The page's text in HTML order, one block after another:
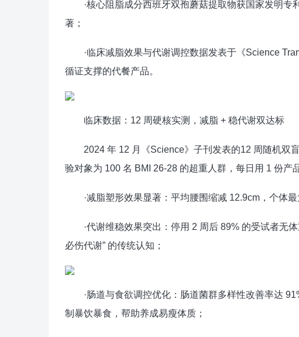
·核心阻脂成分西班牙双孢蘑菇提取物获国家发明专
著；
·临床减脂效果与代谢调控数据发表于《Science
循证支撑的代餐产品。
临床数据：12 周硬核实测，减脂 + 稳代谢双达标
2024 年 12 月《Science》子刊发表的12 周随机双
验对象为 100 名 BMI 26-28 的超重人群，每日用 1 份产
·减脂塑形效果显著：平均腰围缩减 12.9cm，个体最
·代谢维稳效果突出：停用 2 周后 89% 的受试者无体
必伤代谢” 的传统认知；
·肠道与食欲调控优化：肠道菌群多样性改善率达
制暴饮暴食，帮助养成易瘦体质；